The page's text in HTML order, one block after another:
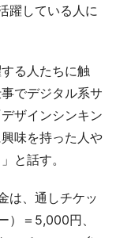
躍している人に
る人たちに触
でデジタル系サ
ザインシンキン
味を持った人や
と話す。
は、通しチケッ
）＝5,000円、